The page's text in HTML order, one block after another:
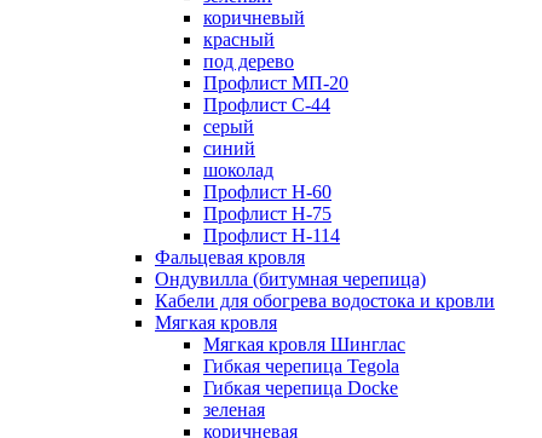
коричневый
красный
под дерево
Профлист МП-20
Профлист С-44
серый
синий
шоколад
Профлист Н-60
Профлист Н-75
Профлист H-114
Фальцевая кровля
Ондувилла (битумная черепица)
Кабели для обогрева водостока и кровли
Мягкая кровля
Мягкая кровля Шинглас
Гибкая черепица Tegola
Гибкая черепица Docke
зеленая
коричневая